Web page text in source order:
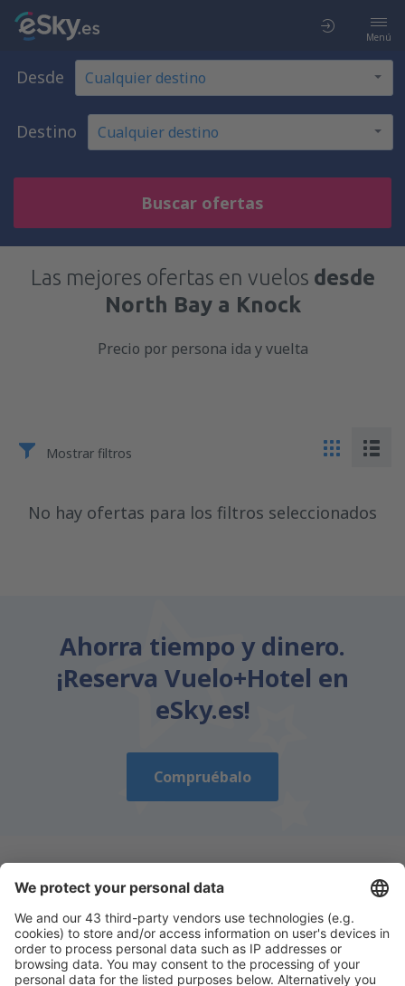
Menú
Desde
Destino
Buscar ofertas
Las mejores ofertas en vuelos desde
North Bay a Knock
Precio por persona ida y vuelta
Mostrar filtros
No hay ofertas para los filtros seleccionados
Ahorra tiempo y dinero.
¡Reserva Vuelo+Hotel en
eSky.es!
Compruébalo
Descarga nuestra appy planifica